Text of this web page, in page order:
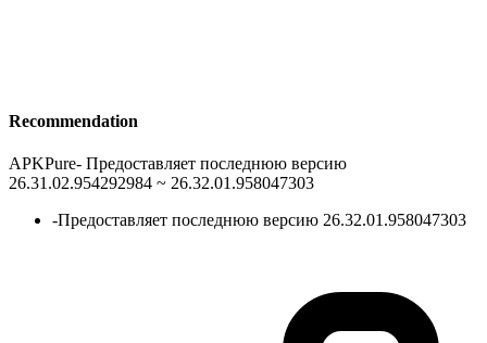
Recommendation
APKPure- Предоставляет последнюю версию
26.31.02.954292984 ~ 26.32.01.958047303
-Предоставляет последнюю версию 26.32.01.958047303